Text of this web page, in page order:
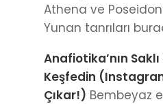
Athena ve
Yunan tanrıları
Anafiotika’nın Saklı
Keşfedin
Çıkar!) Bembeyaz